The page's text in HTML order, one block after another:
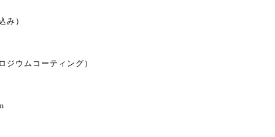
み）
ジウムコーティング）